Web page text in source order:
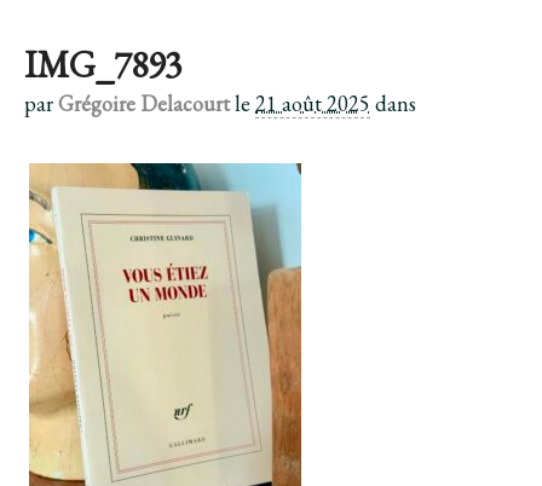
IMG_7893
parGrégoire Delacourtle 21 août 2025 dans